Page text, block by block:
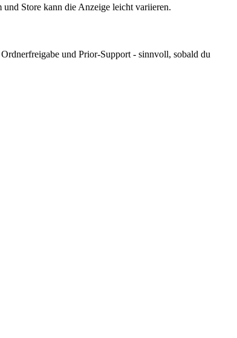
Store kann die Anzeige leicht variieren.
und Prior-Support - sinnvoll, sobald du